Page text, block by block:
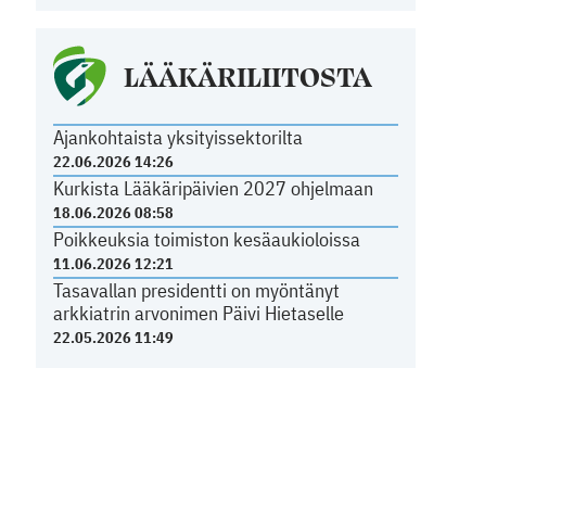
LÄÄKÄRILIITOSTA
Ajankohtaista yksityissektorilta
22.06.2026 14:26
Kurkista Lääkäripäivien 2027 ohjelmaan
18.06.2026 08:58
Poikkeuksia toimiston kesäaukioloissa
11.06.2026 12:21
Tasavallan presidentti on myöntänyt
arkkiatrin arvonimen Päivi Hietaselle
22.05.2026 11:49